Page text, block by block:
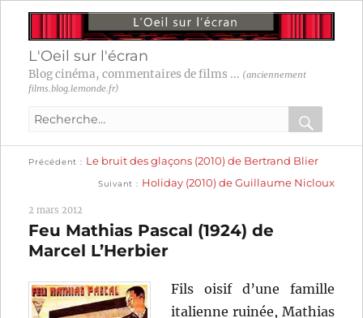
L'Oeil sur l'écran
Blog cinéma, commentaires de films ... (anciennement
films.blog.lemonde.fr)
Recherche
:
OK
Navigation
l’article
Précédent
précédente :
Le bruit des glaçons (2010) de Bertrand Blier
Suivant
suivante :
Holiday (2010) de Guillaume Nicloux
2 mars 2012
Feu Mathias Pascal (1924) de
Marcel L’Herbier
Fils oisif d’une famille
italienne ruinée, Mathias